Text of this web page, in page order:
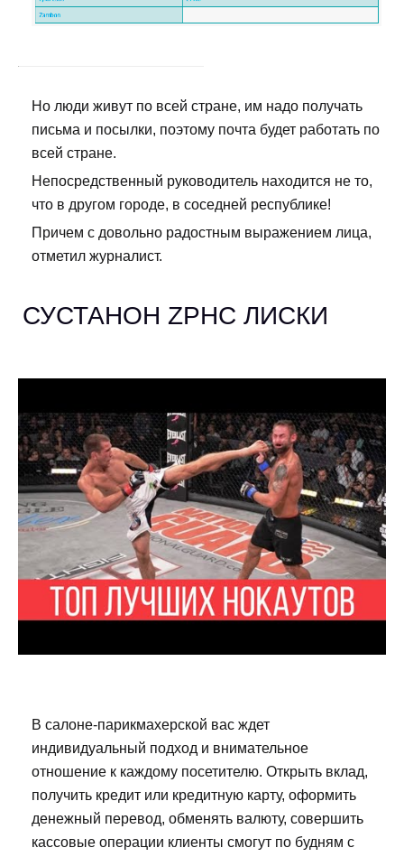
Но люди живут по всей стране, им надо получать
письма и посылки, поэтому почта будет работать по
всей стране.
Непосредственный руководитель находится не то,
что в другом городе, в соседней республике!
Причем с довольно радостным выражением лица,
отметил журналист.
СУСТАНОН ZPHC ЛИСКИ
В салоне-парикмахерской вас ждет
индивидуальный подход и внимательное
отношение к каждому посетителю. Открыть вклад,
получить кредит или кредитную карту, оформить
денежный перевод, обменять валюту, совершить
кассовые операции клиенты смогут по будням с